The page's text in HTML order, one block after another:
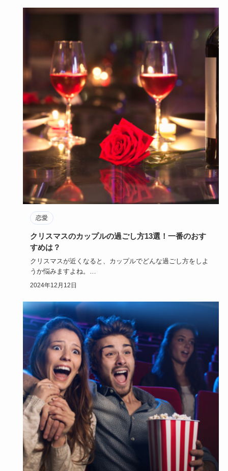
恋愛
クリスマスのカップルの過ごし方13選！一番のおす
すめは？
クリスマスが近くなると、カップルでどんな過ごし方をしよ
うか悩みますよね。
彼氏は彼女を、そして、彼女は彼氏を喜ばせるよう…
2024年12月12日